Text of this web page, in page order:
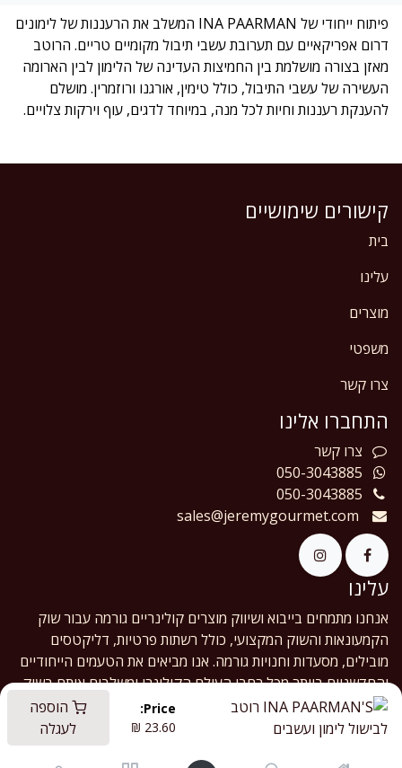
Price:
23.60
₪
הוספה
לעגלה
פיתוח ייחודי של INA PAARMAN המשלב את הרעננות של לימונים
דרום אפריקאיים עם תערובת עשבי תיבול מקומיים טריים. הרוטב
מאזן בצורה מושלמת בין החמיצות העדינה של הלימון לבין הארומה
העשירה של עשבי התיבול, כולל טימין, אורגנו ורוזמרין. מושלם
להענקת רעננות וחיות לכל מנה, במיוחד לדגים, עוף וירקות צלויים.
קישורים שימושיים
בית
עלינו
מוצרים
משפטי
צרו קשר
התחברו אלינו
צרו קשר
050-3043885
050-3043885
sales@jeremygourmet.com
עלינו
אנחנו מתמחים בייבוא ושיווק מוצרים קולינריים גורמה עבור שוק
הקמעונאות והשוק המקצועי, כולל רשתות פרטיות, דליקטסים
מובילים, מסעדות וחנויות גורמה. אנו מביאים את הטעמים הייחודיים
והחדשניים ביותר מכל רחבי העולם הקולינרי ומשלבים אותם בשוק
המקומי - מהמדף הקמעונאי ועד למטבח המקצועי.
English (US)